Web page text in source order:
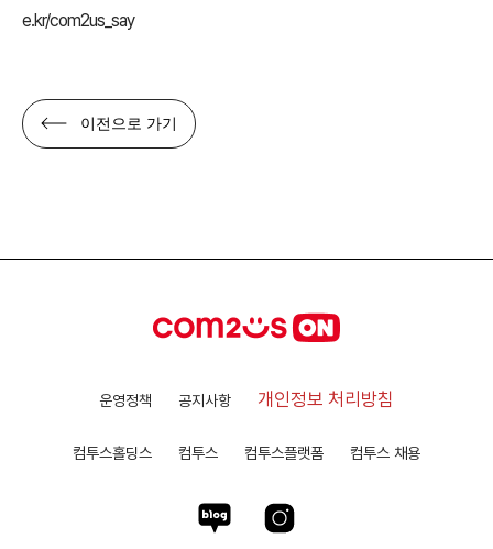
e.kr/com2us_say
이전으로 가기
운영정책 공지사항 개인정보 처리방침
컴투스홀딩스 컴투스 컴투스플랫폼 컴투스 채용